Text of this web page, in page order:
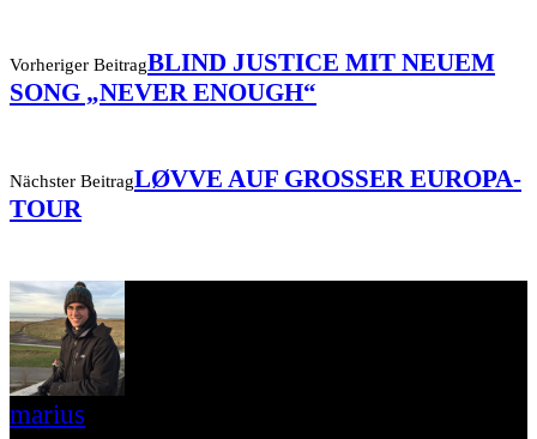
Vorheriger BeitragBLIND JUSTICE MIT NEUEM
SONG „NEVER ENOUGH“
Nächster BeitragLØVVE AUF GROSSER EUROPA-T
OUR
marius